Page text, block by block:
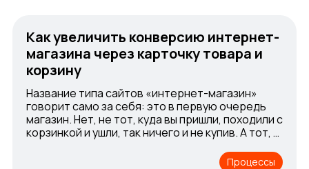
Как увеличить конверсию интернет-
магазина через карточку товара и
корзину
Название типа сайтов «интернет-магазин»
говорит само за себя: это в первую очередь
магазин. Нет, не тот, куда вы пришли, походили с
корзинкой и ушли, так ничего и не купив. А тот, в
действия, а именно совершения покупки. Да,
Процессы